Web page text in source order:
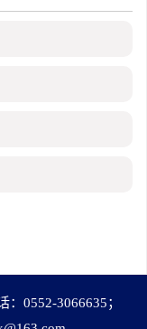
：0552-3066635；